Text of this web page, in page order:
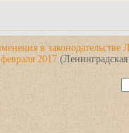
в законодательстве
февраля 2017 (Ленинградская